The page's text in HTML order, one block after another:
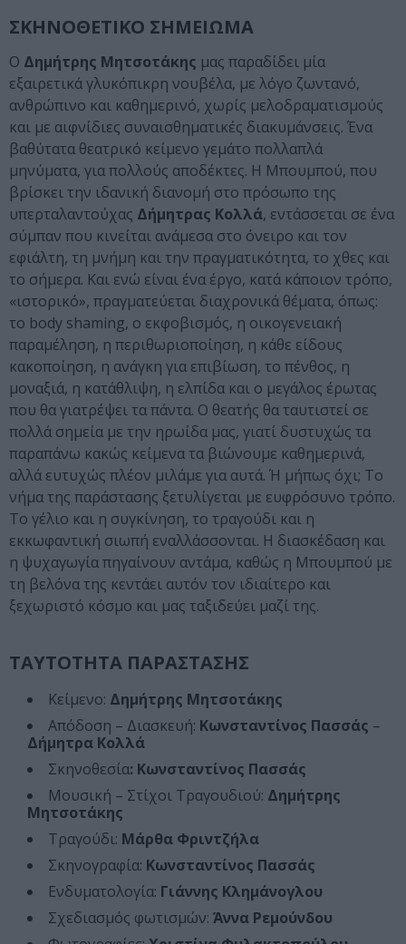
ΣΚΗΝΟΘΕΤΙΚΟ ΣΗΜΕΙΩΜΑ
Ο Δημήτρης Μητσοτάκης μας παραδίδει μία
εξαιρετικά γλυκόπικρη νουβέλα, με λόγο ζωντανό,
ανθρώπινο και καθημερινό, χωρίς μελοδραματισμούς
και με αιφνίδιες συναισθηματικές διακυμάνσεις. Ένα
βαθύτατα θεατρικό κείμενο γεμάτο πολλαπλά
μηνύματα, για πολλούς αποδέκτες. Η Μπουμπού, που
βρίσκει την ιδανική διανομή στο πρόσωπο της
υπερταλαντούχας Δήμητρας Κολλά, εντάσσεται σε ένα
σύμπαν που κινείται ανάμεσα στο όνειρο και τον
εφιάλτη, τη μνήμη και την πραγματικότητα, το χθες και
το σήμερα. Και ενώ είναι ένα έργο, κατά κάποιον τρόπο,
«ιστορικό», πραγματεύεται διαχρονικά θέματα, όπως:
το body shaming, ο εκφοβισμός, η οικογενειακή
παραμέληση, η περιθωριοποίηση, η κάθε είδους
κακοποίηση, η ανάγκη για επιβίωση, το πένθος, η
μοναξιά, η κατάθλιψη, η ελπίδα και ο μεγάλος έρωτας
που θα γιατρέψει τα πάντα. Ο θεατής θα ταυτιστεί σε
πολλά σημεία με την ηρωίδα μας, γιατί δυστυχώς τα
παραπάνω κακώς κείμενα τα βιώνουμε καθημερινά,
αλλά ευτυχώς πλέον μιλάμε για αυτά. Ή μήπως όχι; Το
νήμα της παράστασης ξετυλίγεται με ευφρόσυνο τρόπο.
Το γέλιο και η συγκίνηση, το τραγούδι και η
εκκωφαντική σιωπή εναλλάσσονται. Η διασκέδαση και
η ψυχαγωγία πηγαίνουν αντάμα, καθώς η Μπουμπού με
τη βελόνα της κεντάει αυτόν τον ιδιαίτερο και
ξεχωριστό κόσμο και μας ταξιδεύει μαζί της.
ΤΑΥΤΟΤΗΤΑ ΠΑΡΑΣΤΑΣΗΣ
Κείμενο: Δημήτρης Μητσοτάκης
Απόδοση – Διασκευή: Κωνσταντίνος Πασσάς –
Δήμητρα Κολλά
Σκηνοθεσία: Κωνσταντίνος Πασσάς
Μουσική – Στίχοι Τραγουδιού: Δημήτρης
Μητσοτάκης
Τραγούδι: Μάρθα Φριντζήλα
Σκηνογραφία: Κωνσταντίνος Πασσάς
Ενδυματολογία: Γιάννης Κλημάνογλου
Σχεδιασμός φωτισμών: Άννα Ρεμούνδου